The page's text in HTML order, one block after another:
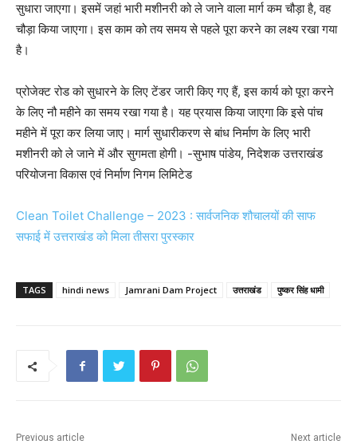
सुधारा जाएगा। इसमें जहां भारी मशीनरी को ले जाने वाला मार्ग कम चौड़ा है, वह
चौड़ा किया जाएगा। इस काम को तय समय से पहले पूरा करने का लक्ष्य रखा गया
है।
प्रोजेक्ट रोड को सुधारने के लिए टेंडर जारी किए गए हैं, इस कार्य को पूरा करने
के लिए नौ महीने का समय रखा गया है। यह प्रयास किया जाएगा कि इसे पांच
महीने में पूरा कर लिया जाए। मार्ग सुधारीकरण से बांध निर्माण के लिए भारी
मशीनरी को ले जाने में और सुगमता होगी। -सुभाष पांडेय, निदेशक उत्तराखंड
परियोजना विकास एवं निर्माण निगम लिमिटेड
Clean Toilet Challenge – 2023 : सार्वजनिक शौचालयों की साफ
सफाई में उत्तराखंड को मिला तीसरा पुरस्कार
TAGS hindi news Jamrani Dam Project उत्तराखंड पुष्कर सिंह धामी
Previous article Next article